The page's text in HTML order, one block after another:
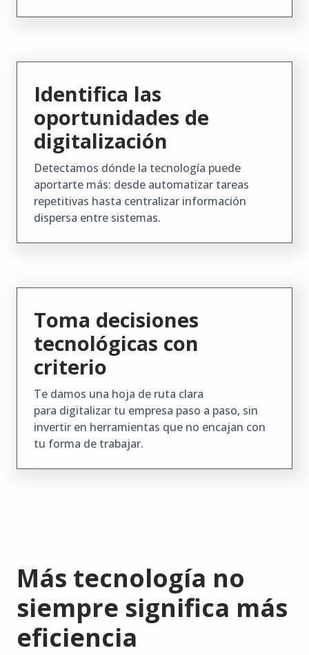
Identifica las
oportunidades de
digitalización
Detectamos dónde la tecnología puede
aportarte más: desde automatizar tareas
repetitivas hasta centralizar información
dispersa entre sistemas.
Toma decisiones
tecnológicas con
criterio
Te damos una hoja de ruta clara
para digitalizar tu empresa paso a paso, sin
invertir en herramientas que no encajan con
tu forma de trabajar.
Más tecnología no
siempre significa más
eficiencia